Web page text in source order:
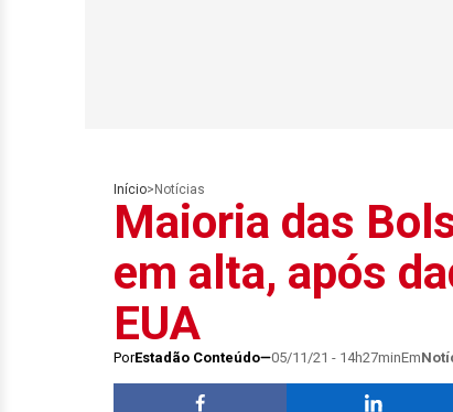
Início> Notícias
Maioria das
em alta, após
EUA
PorEstadão Conteúdo 05/11/21 - 14h27minEm